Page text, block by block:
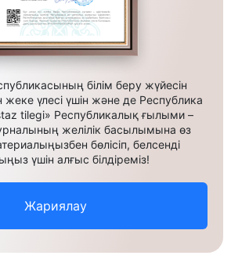
білім беру жүйесін
үлесі үшін және де Республика
tilegi» Республикалық ғылыми –
желілік басылымына өз
бөлісіп, белсенді
үшін алғыс білдіреміз!
Жариялау